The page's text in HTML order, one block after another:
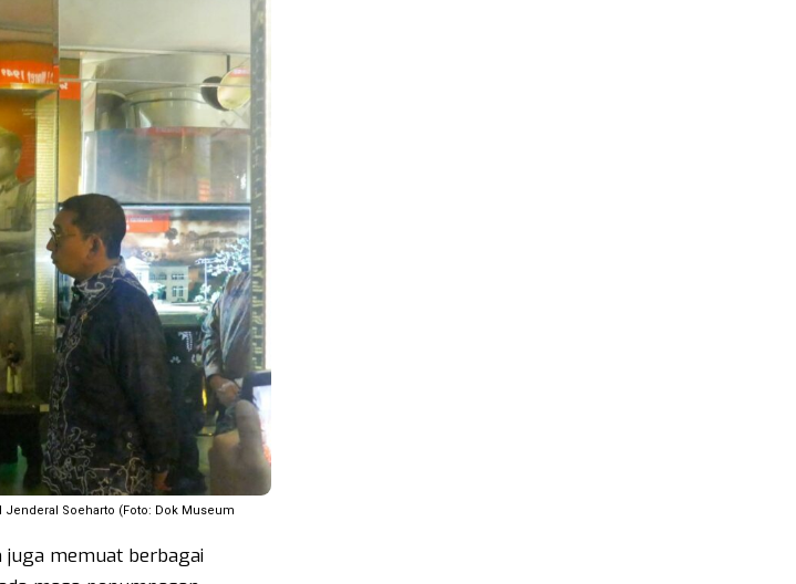
Soeharto (Foto: Dok Museum
juga memuat berbagai